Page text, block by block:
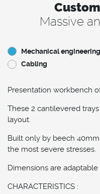
Massive
Mechanical engineering
Cabling
Presentation workbench
These 2 cantilevered
layout.
Built only by beech
the most severe stresses.
Dimensions are
CHARACTERISTICS :